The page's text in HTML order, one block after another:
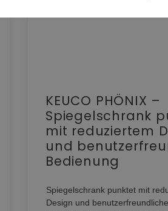
KEUCO PHÖNIX –
Spiegelschrank
mit reduziertem
und
Bedienung
Spiegelschrank punktet mit
Design und